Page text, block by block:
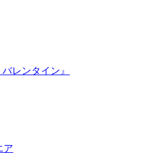
レンタイン』
ア